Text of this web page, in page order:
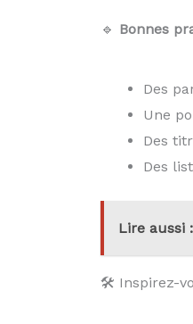
🔹 Bonnes
Des
Une
Des
Des
Lire aussi :
🛠 Inspirez-